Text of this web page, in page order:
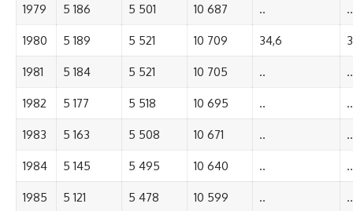
1979 5 186 5 501 10 687 .. ..
1980 5 189 5 521 10 709 34,6
1981 5 184 5 521 10 705 .. ..
1982 5 177 5 518 10 695 .. ..
1983 5 163 5 508 10 671 .. ..
1984 5 145 5 495 10 640 .. ..
1985 5 121 5 478 10 599 .. ..